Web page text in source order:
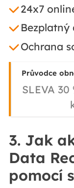
24x7
Ochrana
Průvodce
SLEVA
3. Jak
Data
pomocí